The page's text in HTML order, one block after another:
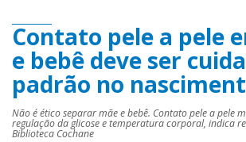
Contato pele a pele
e bebê deve ser
padrão no
Não é ético separar mãe e bebê. Contato pele a pele
regulação da glicose e temperatura corporal, indica
Biblioteca Cochane